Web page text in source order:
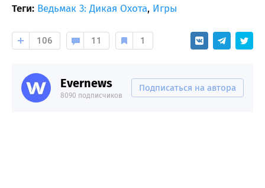
Теги: Ведьмак 3: Дикая Охота, Игры
106 11 1
Evernews
8090 подписчиков
Подписаться на автора